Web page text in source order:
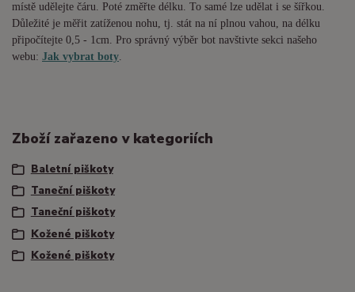
místě udělejte čáru. Poté změřte délku. To samé lze udělat i se šířkou.
Důležité je měřit zatíženou nohu, tj. stát na ní plnou vahou, na délku
připočítejte 0,5 - 1cm. Pro správný výběr bot navštivte sekci našeho
webu: Jak vybrat boty.
Zboží zařazeno v kategoriích
Baletní piškoty
Taneční piškoty
Taneční piškoty
Kožené piškoty
Kožené piškoty